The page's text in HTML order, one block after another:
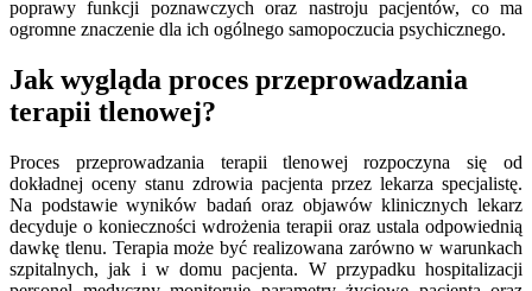
poprawy funkcji poznawczych oraz nastroju pacjentów, co ma
ogromne znaczenie dla ich ogólnego samopoczucia psychicznego.
Jak wygląda proces przeprowadzania
terapii tlenowej?
Proces przeprowadzania terapii tlenowej rozpoczyna się od
dokładnej oceny stanu zdrowia pacjenta przez lekarza specjalistę.
Na podstawie wyników badań oraz objawów klinicznych lekarz
decyduje o konieczności wdrożenia terapii oraz ustala odpowiednią
dawkę tlenu. Terapia może być realizowana zarówno w warunkach
szpitalnych, jak i w domu pacjenta. W przypadku hospitalizacji